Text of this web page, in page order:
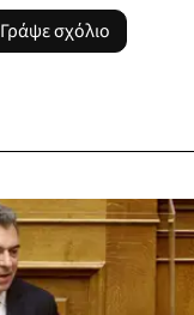
Γράψε σχόλιο